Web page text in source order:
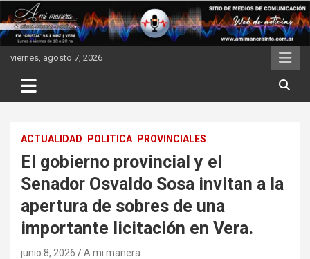
to
content
viernes, agosto 7, 2026
ACTUALIDAD POLITICA PROVINCIALES
El gobierno provincial y el
Senador Osvaldo Sosa invitan a la
apertura de sobres de una
importante licitación en Vera.
junio 8, 2026 A mi manera